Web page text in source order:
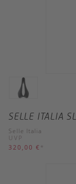
SELLE ITALIA
Selle Italia
UVP
320,00 € *